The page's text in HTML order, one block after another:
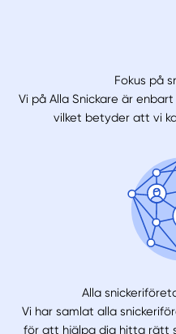
Fokus på
Vi på Alla Snickare är
vilket betyder att vi
Alla
Vi har samlat alla
för att hjälpa dig hitta rätt